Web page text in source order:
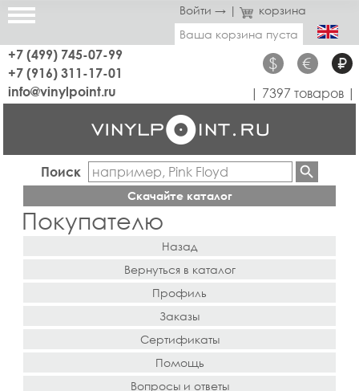
Войти → |
корзина
Ваша корзина пуста
+7 (499) 745-07-99
+7 (916) 311-17-01
$ € ₽
info@vinylpoint.ru | 7397 товаров |
Поиск
Скачайте каталог
Покупателю
Назад
Вернуться в каталог
Профиль
Заказы
Сертификаты
Помощь
Вопросы и ответы